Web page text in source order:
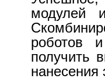
модулей
роботов
получить
нанесения